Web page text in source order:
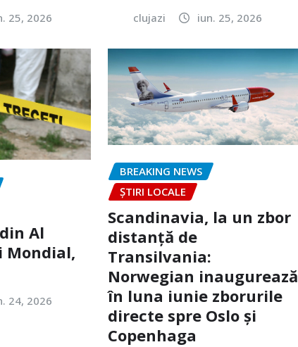
25, 2026 clujazi iun. 25, 2026
Al
Mondial,
24, 2026
BREAKING NEWS
ȘTIRI LOCALE
Scandinavia, la un zbor
distanță de
Transilvania:
Norwegian inaugurează
în luna iunie zborurile
directe spre Oslo și
Copenhaga